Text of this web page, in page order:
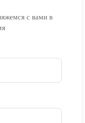
с вами в